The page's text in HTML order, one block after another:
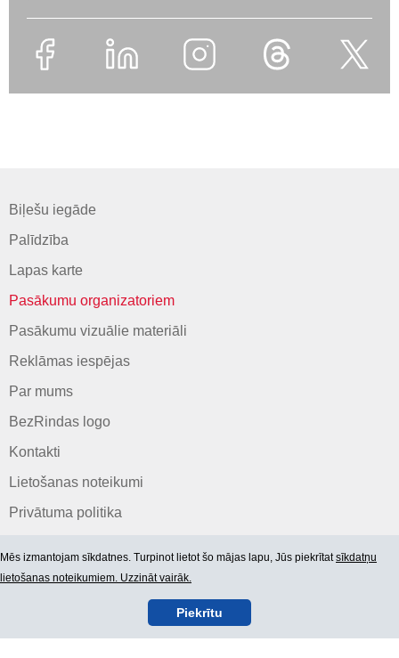
Biļešu iegāde
Palīdzība
Lapas karte
Pasākumu organizatoriem
Pasākumu vizuālie materiāli
Reklāmas iespējas
Par mums
BezRindas logo
Kontakti
Lietošanas noteikumi
Privātuma politika
Mēs izmantojam sīkdatnes. Turpinot lietot šo mājas lapu, Jūs piekrītatsīkdatņu
lietošanas noteikumiem. Uzzināt vairāk.
Piekrītu